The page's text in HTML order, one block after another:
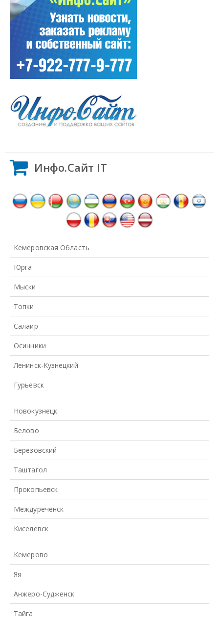
Инфо.Сайт IT
Кемеровская Область
Юрга
Мыски
Топки
Салаир
Осинники
Ленинск-Кузнецкий
Гурьевск
Новокузнецк
Белово
Берёзовский
Таштагол
Прокопьевск
Междуреченск
Киселевск
Кемерово
Яя
Анжеро-Судженск
Тайга